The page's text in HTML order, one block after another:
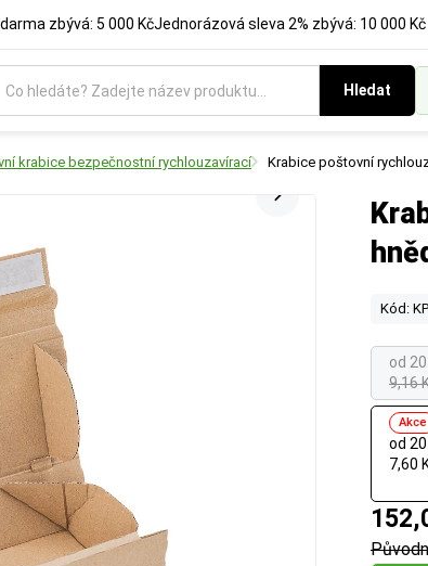
zbývá: 5 000 KčJednorázová sleva 2% zbývá: 10 000 Kč
Hledat
krabice bezpečnostní rychlouzavírací Krabice poštovní
Kód:
od
9,16
od
Akce
7,60